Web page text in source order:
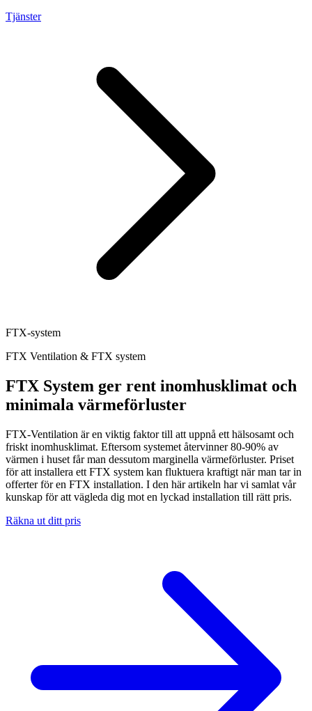
Tjänster
FTX-system
FTX Ventilation & FTX system
FTX System ger rent inomhusklimat och
minimala värmeförluster
FTX-Ventilation är en viktig faktor till att uppnå ett hälsosamt och
friskt inomhusklimat. Eftersom systemet återvinner 80-90% av
värmen i huset får man dessutom marginella värmeförluster. Priset
för att installera ett FTX system kan fluktuera kraftigt när man tar in
offerter för en FTX installation. I den här artikeln har vi samlat vår
kunskap för att vägleda dig mot en lyckad installation till rätt pris.
Räkna ut ditt pris